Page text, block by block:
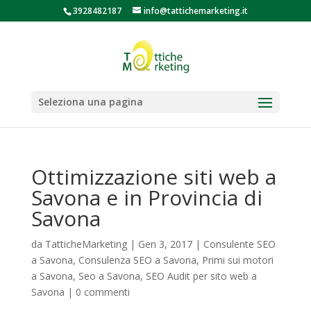
3928482187 info@tattichemarketing.it
Seleziona una pagina
Ottimizzazione siti web a
Savona e in Provincia di
Savona
da TatticheMarketing| Gen 3, 2017| Consulente SEO
a Savona, Consulenza SEO a Savona, Primi sui motori
a Savona, Seo a Savona, SEO Audit per sito web a
Savona | 0 commenti